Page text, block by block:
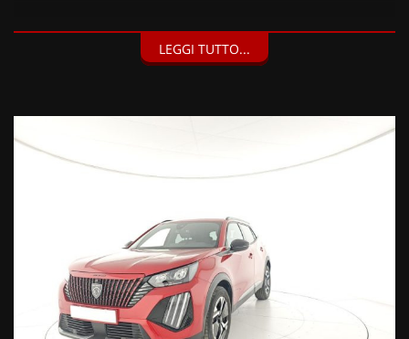
Pack Navigation, Pack Access, Pack Navigation & Access (720
LEGGI TUTTO...